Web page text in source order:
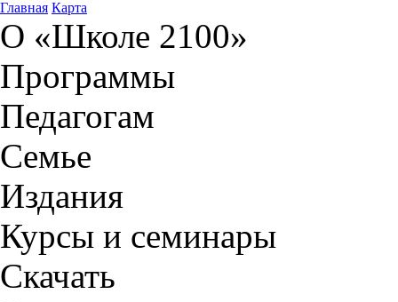
Главная Карта
О «Школе 2100»
Программы
Педагогам
Семье
Издания
Курсы и семинары
Скачать